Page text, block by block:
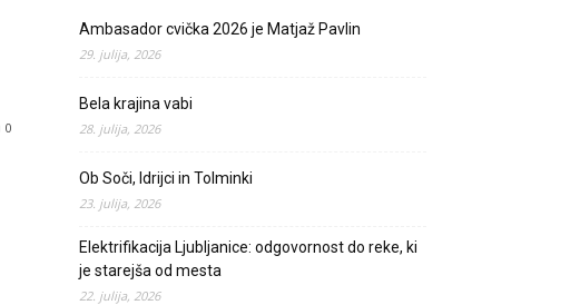
0
Ambasador cvička 2026 je Matjaž Pavlin
29. julija, 2026
Bela krajina vabi
28. julija, 2026
Ob Soči, Idrijci in Tolminki
23. julija, 2026
Elektrifikacija Ljubljanice: odgovornost do reke, ki
je starejša od mesta
22. julija, 2026